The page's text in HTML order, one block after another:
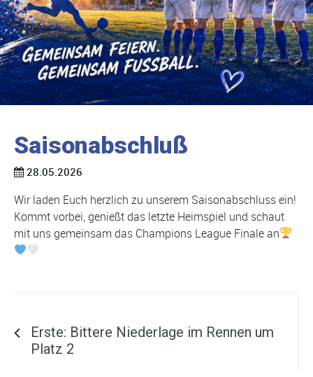
Saisonabschluß
28.05.2026
Wir laden Euch herzlich zu unserem Saisonabschluss ein!
Kommt vorbei, genießt das letzte Heimspiel und schaut
mit uns gemeinsam das Champions League Finale an
Erste: Bittere Niederlage im Rennen um
Platz 2